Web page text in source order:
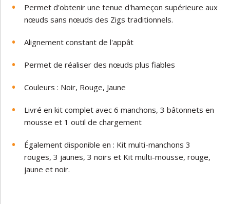
Permet d'obtenir une tenue d'hameçon supérieure aux
nœuds sans nœuds des Zigs traditionnels.
Alignement constant de l'appât
Permet de réaliser des nœuds plus fiables
Couleurs : Noir, Rouge, Jaune
Livré en kit complet avec 6 manchons, 3 bâtonnets en
mousse et 1 outil de chargement
Également disponible en : Kit multi-manchons 3
rouges, 3 jaunes, 3 noirs et Kit multi-mousse, rouge,
jaune et noir.